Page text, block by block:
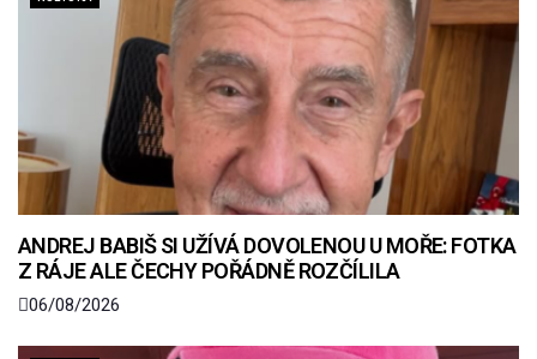
ANDREJ BABIŠ SI UŽÍVÁ DOVOLENOU U MOŘE: FOTKA
Z RÁJE ALE ČECHY POŘÁDNĚ ROZČÍLILA
06/08/2026